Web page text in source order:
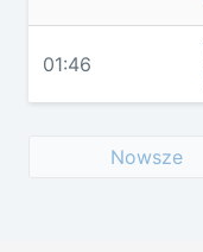
01:46
Nowsze